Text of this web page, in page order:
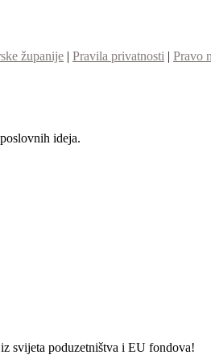
županije | Pravila privatnosti | Pravo
ideja.
svijeta poduzetništva i EU fondova!